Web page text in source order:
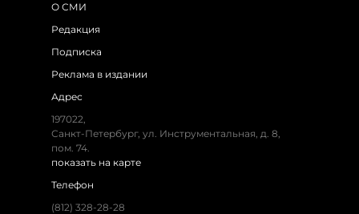
О СМИ
Редакция
Подписка
Реклама в издании
Адрес
197022,
Санкт-Петербург, ул. Инструментальная, д. 8,
пом. 74.
показать на карте
Телефон
(812) 328-28-28